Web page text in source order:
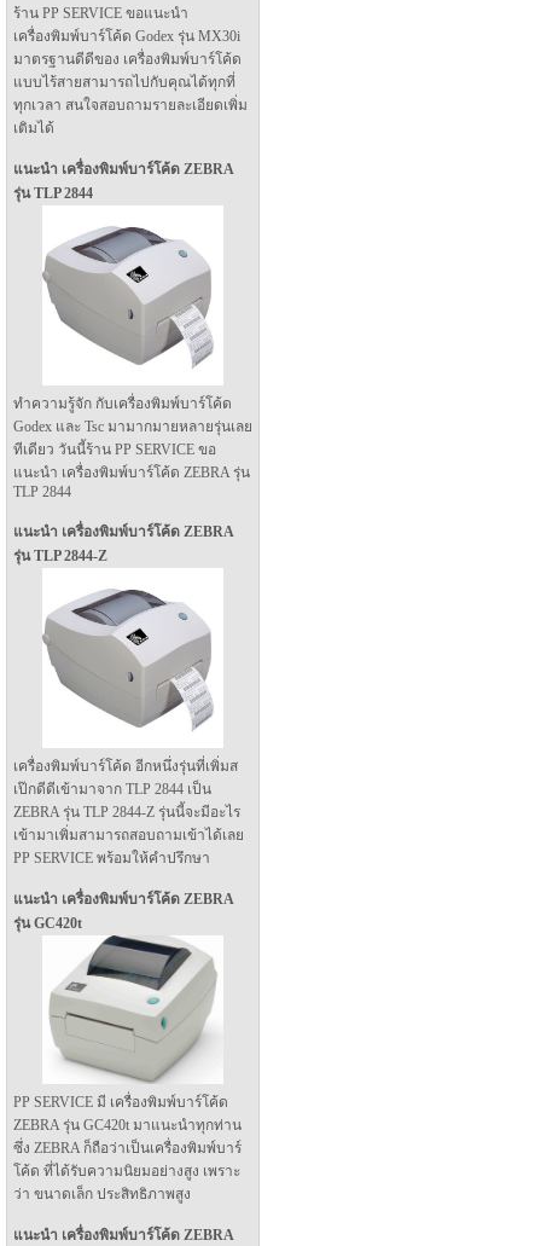
ร้าน PP SERVICE ขอแนะนำ
เครื่องพิมพ์บาร์โค้ด Godex รุ่น MX30i
มาตรฐานดีดีของ เครื่องพิมพ์บาร์โค้ด
แบบไร้สายสามารถไปกับคุณได้ทุกที่
ทุกเวลา สนใจสอบถามรายละเอียดเพิ่ม
เติมได้
แนะนำ เครื่องพิมพ์บาร์โค้ด ZEBRA
รุ่น TLP 2844
ทำความรู้จัก กับเครื่องพิมพ์บาร์โค้ด
Godex และ Tsc มามากมายหลายรุ่นเลย
ทีเดียว วันนี้ร้าน PP SERVICE ขอ
แนะนำ เครื่องพิมพ์บาร์โค้ด ZEBRA รุ่น
TLP 2844
แนะนำ เครื่องพิมพ์บาร์โค้ด ZEBRA
รุ่น TLP 2844-Z
เครื่องพิมพ์บาร์โค้ด อีกหนึ่งรุ่นที่เพิ่มส
เป๊กดีดีเข้ามาจาก TLP 2844 เป็น
ZEBRA รุ่น TLP 2844-Z รุ่นนี้จะมีอะไร
เข้ามาเพิ่มสามารถสอบถามเข้าได้เลย
PP SERVICE พร้อมให้คำปรึกษา
แนะนำ เครื่องพิมพ์บาร์โค้ด ZEBRA
รุ่น GC420t
PP SERVICE มี เครื่องพิมพ์บาร์โค้ด
ZEBRA รุ่น GC420t มาแนะนำทุกท่าน
ซึ่ง ZEBRA ก็ถือว่าเป็นเครื่องพิมพ์บาร์
โค้ด ที่ได้รับความนิยมอย่างสูง เพราะ
ว่า ขนาดเล็ก ประสิทธิภาพสูง
แนะนำ เครื่องพิมพ์บาร์โค้ด ZEBRA